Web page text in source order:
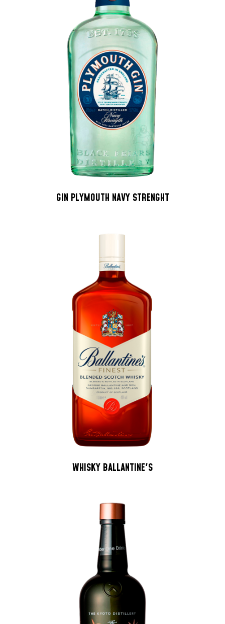
GIN PLYMOUTH NAVY STRENGHT
WHISKY BALLANTINE'S